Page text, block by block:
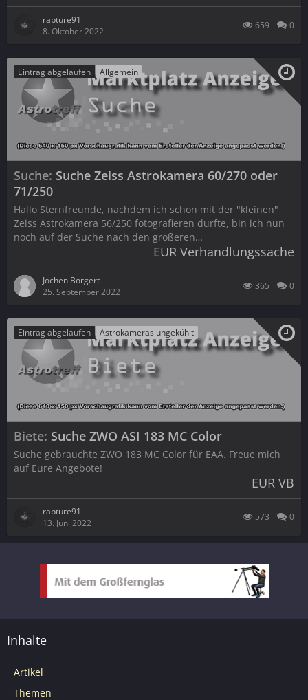
rapture91
8. Oktober 2022
659 0
Eintrag abgelaufen Allgemein
Suche Suche Zeiss Astrokamera 60/270 oder
71/250
Hallo Sternfreunde, nachdem ich schon mit der "kleinen"
Zeiss Astrokamera 56/250 fotografieren durfte, bin ich nun
noch auf der Suche nach den größeren…
EUR Verhandlungssache
Jochen Borgert
25. September 2022
365 0
Eintrag abgelaufen Astrokameras ungekühlt
Biete Suche ZWO ASI 183 MC Color
Suche gebrauchte ZWO 183 MC Color für EAA. Freue mich
auf Eure Angebote!
EUR VB
rapture91
13. Juni 2022
573 0
Inhalte
Artikel
Themen